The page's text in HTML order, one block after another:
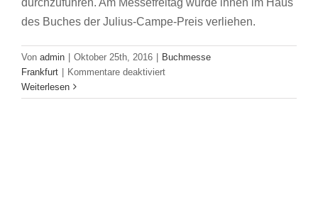
des Buches der Julius-Campe-Preis verliehen.
Von admin | Oktober 25th, 2016 | Buchmesse
Frankfurt | Kommentare deaktiviertfür
Lesungen
Weiterlesen